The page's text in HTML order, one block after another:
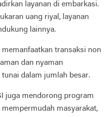
layanan di embarkasi.
uang riyal, layanan
lainnya.
transaksi non
dan nyaman
dalam jumlah besar.
juga mendorong program
masyarakat,